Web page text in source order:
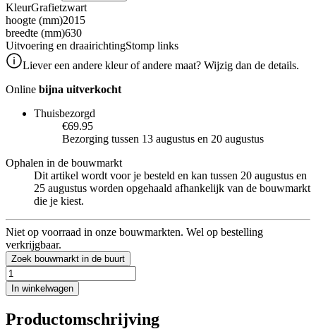
KleurGrafietzwart
hoogte (mm)2015
breedte (mm)630
Uitvoering en draairichtingStomp links
Liever een andere kleur of andere maat? Wijzig dan de details.
Online bijna uitverkocht
Thuisbezorgd
€69.95
Bezorging tussen 13 augustus en 20 augustus
Ophalen in de bouwmarkt
Dit artikel wordt voor je besteld en kan tussen 20 augustus en
25 augustus worden opgehaald afhankelijk van de bouwmarkt
die je kiest.
Niet op voorraad in onze bouwmarkten. Wel op bestelling
verkrijgbaar.
Zoek bouwmarkt in de buurt
In winkelwagen
Productomschrijving